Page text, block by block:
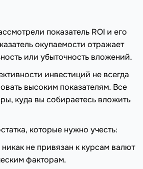
показатель ROI и его
окупаемости отражает
или убыточность вложений.
инвестиций не всегда
высоким показателям. Все
куда вы собираетесь вложить
которые нужно учесть:
не привязан к курсам валют
факторам.